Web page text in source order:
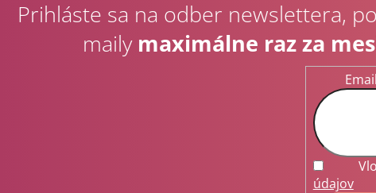
Prihláste sa na odber newslettera,
maily maximálne raz za
Email
údajov